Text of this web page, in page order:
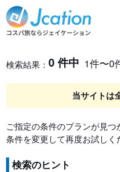
レンタカー検索・比較
レンタカー検索結果
検索結果： 0 件中 1件〜0
当サイトは
ご指定の条件のプランが見つ
条件を変更して再度お試しく
検索のヒント